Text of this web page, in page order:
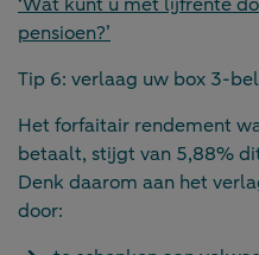
pensioen?’
Tip 6: verlaag uw box 3-
Het forfaitair rendement
betaalt, stijgt van 5,88%
Denk daarom aan het
door: